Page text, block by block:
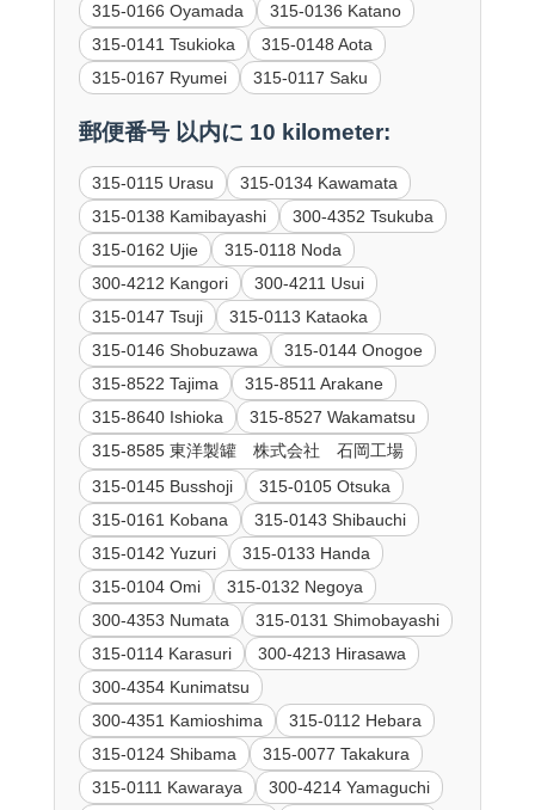
315-0166 Oyamada
315-0136 Katano
315-0141 Tsukioka
315-0148 Aota
315-0167 Ryumei
315-0117 Saku
郵便番号 以内に 10 kilometer:
315-0115 Urasu
315-0134 Kawamata
315-0138 Kamibayashi
300-4352 Tsukuba
315-0162 Ujie
315-0118 Noda
300-4212 Kangori
300-4211 Usui
315-0147 Tsuji
315-0113 Kataoka
315-0146 Shobuzawa
315-0144 Onogoe
315-8522 Tajima
315-8511 Arakane
315-8640 Ishioka
315-8527 Wakamatsu
315-8585 東洋製罐 株式会社 石岡工場
315-0145 Busshoji
315-0105 Otsuka
315-0161 Kobana
315-0143 Shibauchi
315-0142 Yuzuri
315-0133 Handa
315-0104 Omi
315-0132 Negoya
300-4353 Numata
315-0131 Shimobayashi
315-0114 Karasuri
300-4213 Hirasawa
300-4354 Kunimatsu
300-4351 Kamioshima
315-0112 Hebara
315-0124 Shibama
315-0077 Takakura
315-0111 Kawaraya
300-4214 Yamaguchi